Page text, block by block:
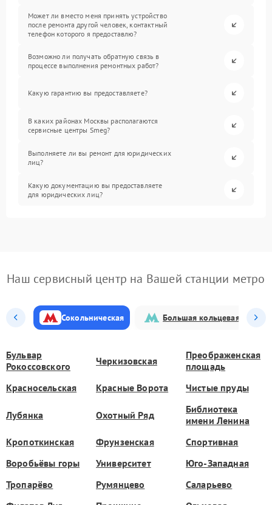
Может ли вместо меня принять устройство
после ремонта другой человек, контактный
телефон которого я предоставлю?
Возможно ли получать обратную связь в
процессе выполнения ремонтных работ?
Какую гарантию вы предоставляете?
В каких районах Москвы располагаются
сервисные центры Smeg?
Выполняете ли вы ремонт для юридических
лиц?
Какую документацию вы предоставляете
для юридических лиц?
Наш сервисный центр на Вашей станции метро
Сокольническая Большая кольцевая
Бульвар
Рокоссовского
Черкизовская
Преображенская
площадь
Красносельская
Красные Ворота Чистые пруды
Лубянка Охотный Ряд
Библиотека
имени Ленина
Кропоткинская
Фрунзенская
Спортивная
Воробьёвы горы
Университет
Юго-Западная
Тропарёво
Румянцево
Саларьево